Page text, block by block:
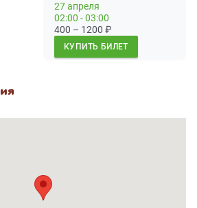
27 апреля
02:00 - 03:00
400 – 1200 ₽
КУПИТЬ БИЛЕТ